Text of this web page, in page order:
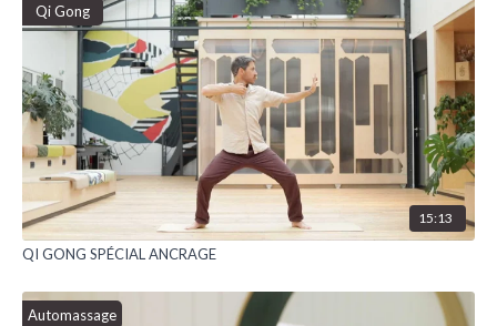
Qi Gong
15:13
QI GONG SPÉCIAL ANCRAGE
Automassage